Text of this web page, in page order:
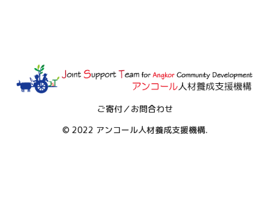
ご寄付／お問合わせ
© 2022 アンコール人材養成支援機構.